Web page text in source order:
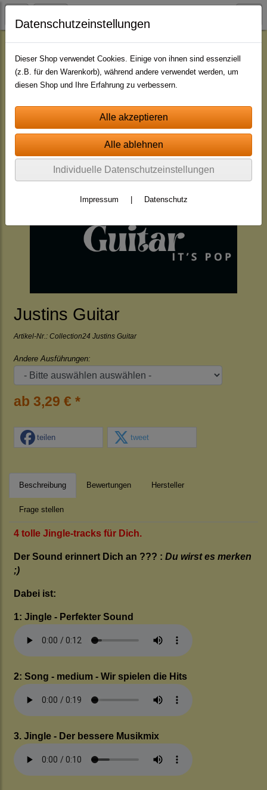
Justins Guitar
Artikel-Nr.: Collection24 Justins Guitar
Andere Ausführungen:
ab 3,29 € *
teilen tweet
Beschreibung Bewertungen Hersteller
Frage stellen
4 tolle Jingle-tracks für Dich.
Der Sound erinnert Dich an ??? : Du wirst es merken
;)
Dabei ist:
1: Jingle - Perfekter Sound
2: Song - medium - Wir spielen die Hits
3. Jingle - Der bessere Musikmix
Datenschutzeinstellungen
Dieser Shop verwendet Cookies. Einige von ihnen sind essenziell
(z.B. für den Warenkorb), während andere verwendet werden, um
diesen Shop und Ihre Erfahrung zu verbessern.
Individuelle Datenschutzeinstellungen
Impressum Datenschutz